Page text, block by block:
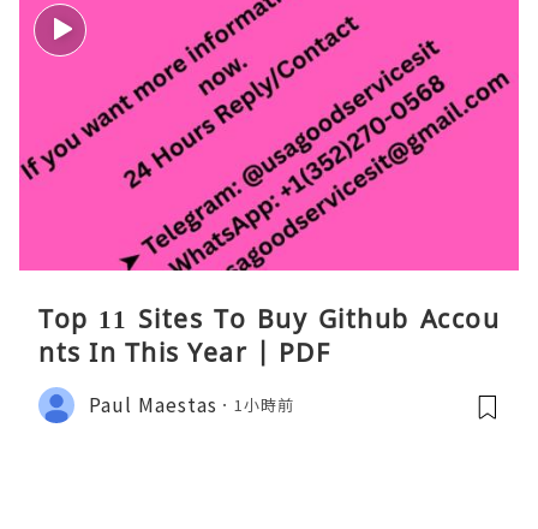
Top 11 Sites To Buy Github Accou
nts In This Year | PDF
Paul Maestas 1小時前